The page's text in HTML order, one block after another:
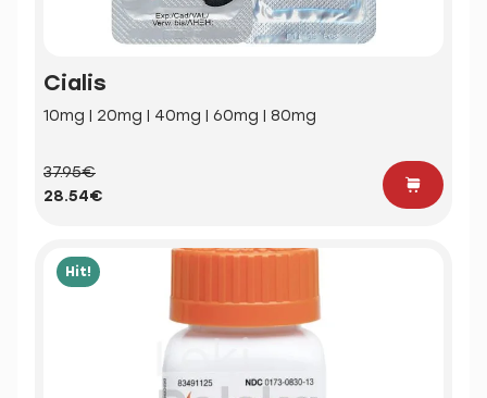
Cialis
10mg | 20mg | 40mg | 60mg | 80mg
37.95€
28.54€
Hit!